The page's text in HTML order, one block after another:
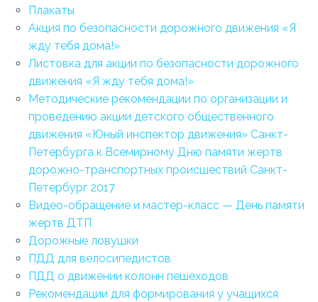
Плакаты
Акция по безопасности дорожного движения «Я
жду тебя дома!»
Листовка для акции по безопасности дорожного
движения «Я жду тебя дома!»
Методические рекомендации по организации и
проведению акции детского общественного
движения «Юный инспектор движения» Санкт-
Петербурга к Всемирному Дню памяти жертв
дорожно-транспортных происшествий Санкт-
Петербург 2017
Видео-обращение и мастер-класс — День памяти
жертв ДТП
Дорожные ловушки
ПДД для велосипедистов
ПДД о движении колонн пешеходов
Рекомендации для формирования у учащихся